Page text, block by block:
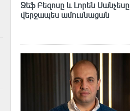
Ջեֆ Բեզոսը և Լորեն Սանչեսը
վերջապես ամուսնացան